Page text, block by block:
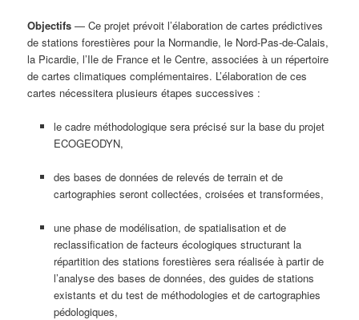
Objectifs — Ce projet prévoit l’élaboration de cartes prédictives
de stations forestières pour la Normandie, le Nord-Pas-de-Calais,
la Picardie, l’Ile de France et le Centre, associées à un répertoire
de cartes climatiques complémentaires. L’élaboration de ces
cartes nécessitera plusieurs étapes successives :
le cadre méthodologique sera précisé sur la base du projet
ECOGEODYN,
des bases de données de relevés de terrain et de
cartographies seront collectées, croisées et transformées,
une phase de modélisation, de spatialisation et de
reclassification de facteurs écologiques structurant la
répartition des stations forestières sera réalisée à partir de
l’analyse des bases de données, des guides de stations
existants et du test de méthodologies et de cartographies
pédologiques,